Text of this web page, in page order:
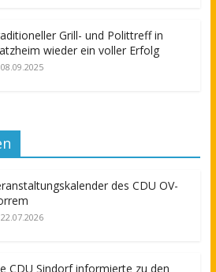
Grill- und Polittreff in
wieder ein voller Erfolg
08.09.2025
des CDU OV-
22.07.2026
CDU Sindorf informierte zu den